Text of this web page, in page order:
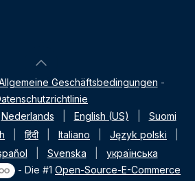
Geschäftsbedingungen -
Nederlands English (US)
Suomi
हिंदी Italiano Język polski
Svenska
українська
- Die #1Open-Source-E-Commerce